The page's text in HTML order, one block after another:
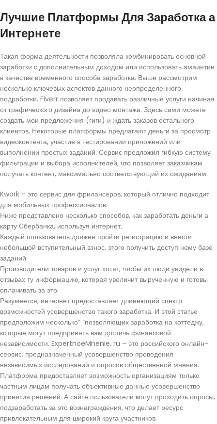
Лучшие Платформы Для Заработка а
Интернете
Такая форма деятельности позволяла комбинировать основной
заработки с дополнительным доходом или использовать амаинтин
в качестве временного способа заработка. Выше рассмотрим
несколько ключевых аспектов данного неопределенного
подработки. Fiverr позволяет продавать различные услуги начиная
от графического дизайна до видео монтажа. Здесь сами можете
создать мои предложения (гиги) и ждать заказов остального
клиентов. Некоторые платформы предлагают деньги за просмотр
видеоконтента, участие в тестировании приложений или
выполнении простых заданий. Сервис предложил гибкую систему
фильтрации и выбора исполнителей, что позволяет заказчикам
получать контент, максимально соответствующий их ожиданиям.
Kwork – это сервис для фрилансеров, который отлично подходит
для мобильных профессионалов.
Ниже представлено несколько способов, как заработать деньги а
карту Сбербанка, используя интернет.
Каждый пользователь должен пройти регистрацию и внести
небольшой вступительный взнос, этого получить доступ нему базе
заданий.
Производители товаров и услуг хотят, чтобы их люди увидели в
отзывах ту информацию, которая увеличит вырученную и готовы
оплачивать за это.
Разумеется, интернет предоставляет длиннющий спектр
возможностей усовершенство такого заработка. И этой статье
предположим несколько” “позволяющих заработка на коттеджу,
которые могут предпринять вам достичь финансовой
независимости. ExpertnoeMnenie. ru – это российского онлайн-
сервис, предназначенный усовершенство проведения
независимых исследований и опросов общественной мнения.
Платформа предоставляет возможность организациям только
частным лицам получать объективные данные усовершенство
принятия решений. А сайте пользователи могут проходить опросы,
подзаработать за это вознаграждения, что делает ресурс
привлекательным для широкий круга участников.